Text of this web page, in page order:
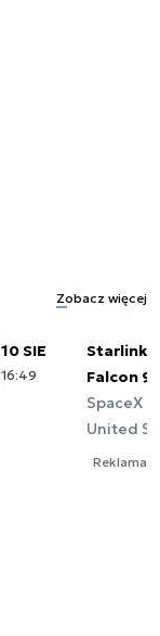
Zobacz więcej
10 SIE
16:49
Starlink
Falcon 9
SpaceX
United
Reklama